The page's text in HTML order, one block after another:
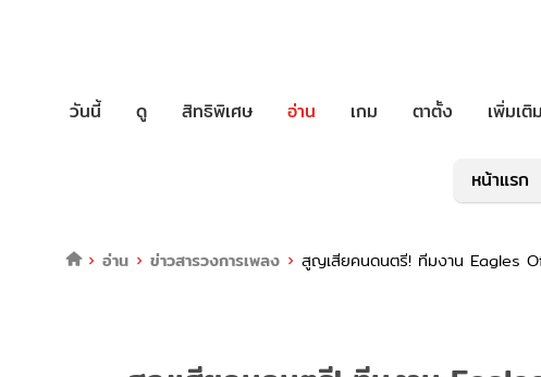
วันนี้ ดู สิทธิพิเศษ อ่าน เกม ตาตั้ง เพิ่มเติม
หน้าแรก
อ่าน ข่าวสารวงการเพลง สูญเสียคนดนตรี! ทีมงาน Eagles